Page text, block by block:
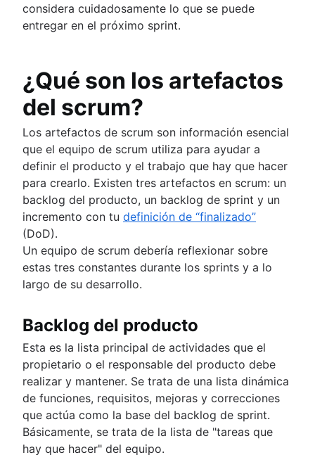
considera cuidadosamente lo que se puede
entregar en el próximo sprint.
¿Qué son los artefactos
del scrum?
Los artefactos de scrum son información esencial
que el equipo de scrum utiliza para ayudar a
definir el producto y el trabajo que hay que hacer
para crearlo. Existen tres artefactos en scrum: un
backlog del producto, un backlog de sprint y un
incremento con tu definición de “finalizado”
(DoD).
Un equipo de scrum debería reflexionar sobre
estas tres constantes durante los sprints y a lo
largo de su desarrollo.
Backlog del producto
Esta es la lista principal de actividades que el
propietario o el responsable del producto debe
realizar y mantener. Se trata de una lista dinámica
de funciones, requisitos, mejoras y correcciones
que actúa como la base del backlog de sprint.
Básicamente, se trata de la lista de "tareas que
hay que hacer" del equipo.